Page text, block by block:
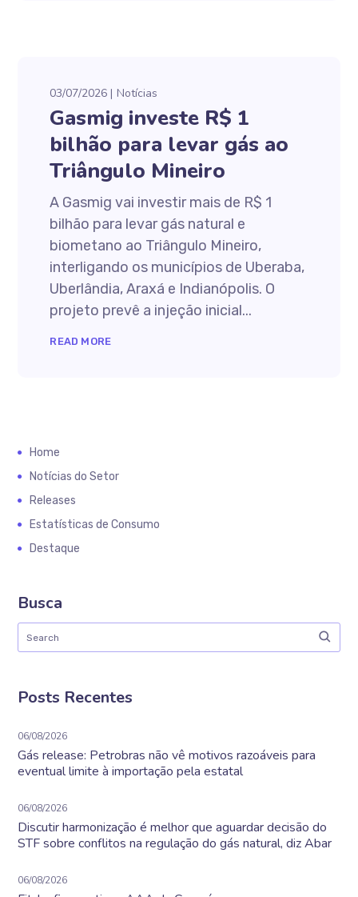
03/07/2026 Notícias
Gasmig investe R$ 1
bilhão para levar gás ao
Triângulo Mineiro
A Gasmig vai investir mais de R$ 1
bilhão para levar gás natural e
biometano ao Triângulo Mineiro,
interligando os municípios de Uberaba,
Uberlândia, Araxá e Indianópolis. O
projeto prevê a injeção inicial...
READ MORE
Home
Notícias do Setor
Releases
Estatísticas de Consumo
Destaque
Busca
Posts Recentes
06/08/2026
Gás release: Petrobras não vê motivos razoáveis para
eventual limite à importação pela estatal
06/08/2026
Discutir harmonização é melhor que aguardar decisão do
STF sobre conflitos na regulação do gás natural, diz Abar
06/08/2026